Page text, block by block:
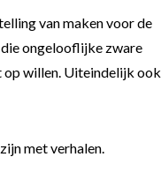
van maken voor de
ongelooflijke zware
op willen. Uiteindelijk ook
met verhalen.